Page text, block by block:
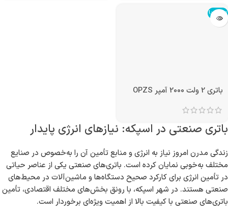
تمام شد!
باتری 2 ولت 2000 آمپر OPZS
باتری صنعتی در اسپکه: نیازهای انرژی پایدار
زندگی مدرن امروز نیاز به انرژی و منابع تأمین آن را به‌خصوص در صنایع
مختلف به‌خوبی نمایان کرده است. باتری‌های صنعتی یکی از عناصر حیاتی
در تأمین انرژی برای کارکرد صحیح دستگاه‌ها و ماشین‌آلات در محیط‌های
صنعتی هستند. در شهر اسپکه، با رونق بخش‌های مختلف اقتصادی، تأمین
باتری‌های صنعتی با کیفیت بالا از اهمیت ویژه‌ای برخوردار است.